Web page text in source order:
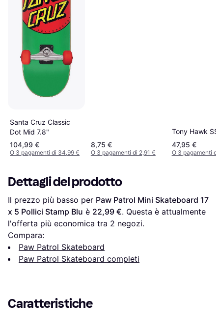
Santa Cruz Classic
Dot Mid 7.8"
104,99 €
O 3 pagamenti di 34,99 €
8,75 €
O 3 pagamenti di 2,91 €
Tony Hawk
47,95 €
O 3 pagamenti di
Dettagli del prodotto
Il prezzo più basso per Paw Patrol Mini Skateboard 17
x 5 Pollici Stamp Blu è 22,99 €. Questa è attualmente
l'offerta più economica tra 2 negozi.
Compara:
Paw Patrol Skateboard
Paw Patrol Skateboard completi
Caratteristiche